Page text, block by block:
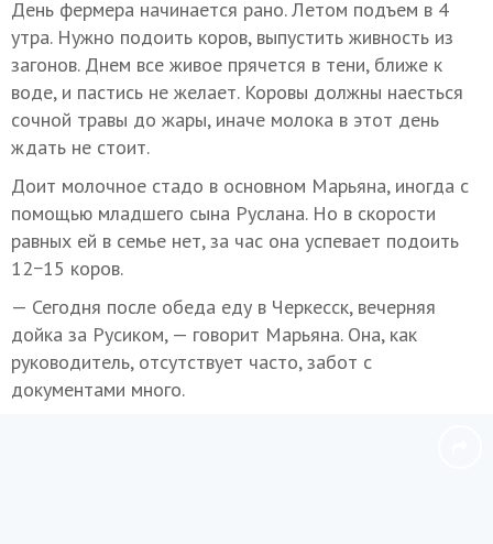
День фермера начинается рано. Летом подъем в 4
утра. Нужно подоить коров, выпустить живность из
загонов. Днем все живое прячется в тени, ближе к
воде, и пастись не желает. Коровы должны наесться
сочной травы до жары, иначе молока в этот день
ждать не стоит.
Доит молочное стадо в основном Марьяна, иногда с
помощью младшего сына Руслана. Но в скорости
равных ей в семье нет, за час она успевает подоить
12−15 коров.
— Сегодня после обеда еду в Черкесск, вечерняя
дойка за Русиком, — говорит Марьяна. Она, как
руководитель, отсутствует часто, забот с
документами много.